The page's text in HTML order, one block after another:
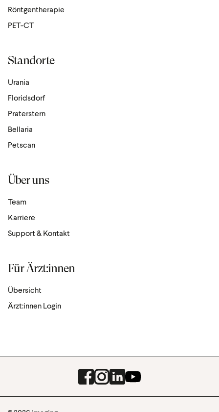
Röntgen­the­rapie
PET-CT
Standorte
Urania
Floridsdorf
Praterstern
Bellaria
Petscan
Über uns
Team
Karriere
Support & Kontakt
Für Ärzt:innen
Übersicht
Ärzt:innen Login
Facebook
Instagram
LinkedInYoutube